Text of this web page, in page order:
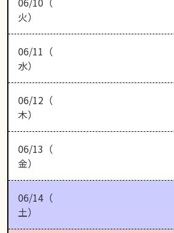
火）
06/11（
水）
06/12（
木）
06/13（
金）
06/14（
土）